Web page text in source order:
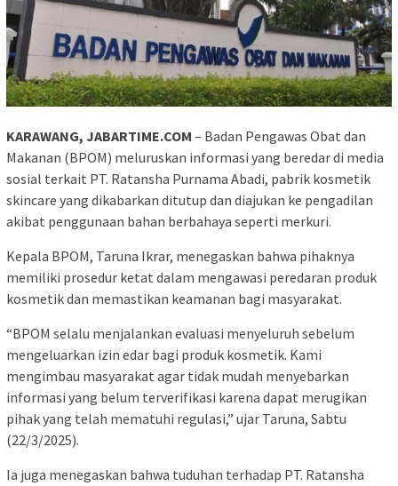
KARAWANG, JABARTIME.COM – Badan Pengawas Obat dan
Makanan (BPOM) meluruskan informasi yang beredar di media
sosial terkait PT. Ratansha Purnama Abadi, pabrik kosmetik
skincare yang dikabarkan ditutup dan diajukan ke pengadilan
akibat penggunaan bahan berbahaya seperti merkuri.
Kepala BPOM, Taruna Ikrar, menegaskan bahwa pihaknya
memiliki prosedur ketat dalam mengawasi peredaran produk
kosmetik dan memastikan keamanan bagi masyarakat.
“BPOM selalu menjalankan evaluasi menyeluruh sebelum
mengeluarkan izin edar bagi produk kosmetik. Kami
mengimbau masyarakat agar tidak mudah menyebarkan
informasi yang belum terverifikasi karena dapat merugikan
pihak yang telah mematuhi regulasi,” ujar Taruna, Sabtu
(22/3/2025).
Ia juga menegaskan bahwa tuduhan terhadap PT. Ratansha